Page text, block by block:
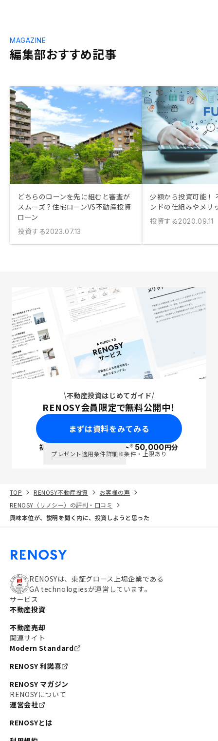
編集部おすすめ記事
MAGAZINE
どちらのローンを先に組むと審査が
スムーズ？住宅ローンVS不動産投資
ローン
投資する2023.07.13
少額から投資可能！
ンドの仕組みやメリ
投資する2020.09.11
不動産投資はじめてガイド
RENOSY会員限定で無料公開中！
まずは資料をみてみる
初回面談で ポイント※50,000円分
プレゼント適用条件詳細※条件・上限あり
TOP RENOSY不動産投資
お客様の声
RENOSY（リノシー）の評判・口コミ
興味本位が、説明を聞く内に、投資しようと思った
RENOSYは、東証グロース上場企業である
GA technologiesが運営しています。
サービス
不動産投資
不動産売却
関連サイト
Modern Standard
RENOSY 利諾喜
RENOSY マガジン
RENOSYについて
運営会社
RENOSYとは